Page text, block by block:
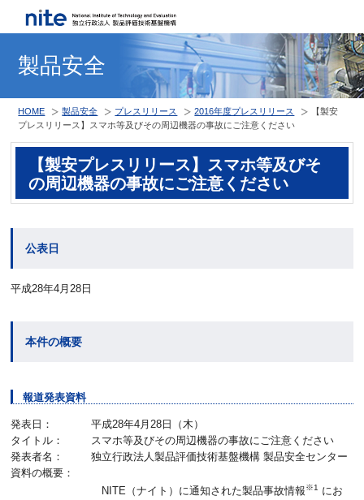
製品安全
HOME 製品安全 プレスリリース 2016年度プレスリリース
【製安
プレスリリース】スマホ等及びその周辺機器の事故にご注意ください
【製安プレスリリース】スマホ等及びそ
の周辺機器の事故にご注意ください
公表日
平成28年4月28日
本件の概要
報道発表資料
発表日：
平成28年4月28日（木）
タイトル：
スマホ等及びその周辺機器の事故にご注意ください
発表者名：
独立行政法人製品評価技術基盤機構 製品安全センター
資料の概要：
NITE（ナイト）に通知された製品事故情報※1 にお